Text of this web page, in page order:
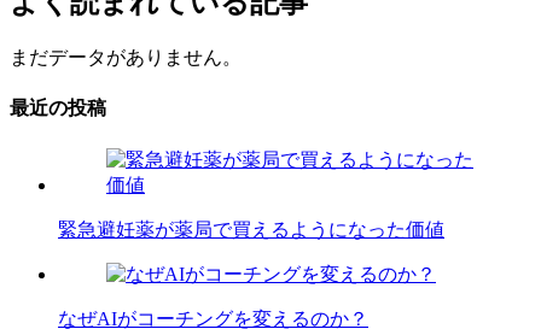
まだデータがありません。
最近の投稿
緊急避妊薬が薬局で買えるようになった価値
なぜAIがコーチングを変えるのか？